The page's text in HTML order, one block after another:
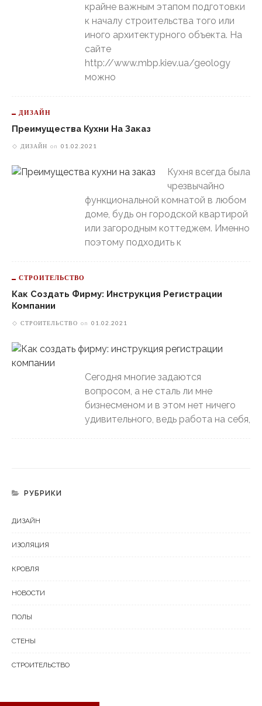
крайне важным этапом подготовки
к началу строительства того или
иного архитектурного объекта. На
сайте
http://www.mbp.kiev.ua/geology
можно
ДИЗАЙН
Преимущества Кухни На Заказ
ДИЗАЙН on 01.02.2021
Кухня всегда была
чрезвычайно
функциональной комнатой в любом
доме, будь он городской квартирой
или загородным коттеджем. Именно
поэтому подходить к
СТРОИТЕЛЬСТВО
Как Создать Фирму: Инструкция Регистрации
Компании
СТРОИТЕЛЬСТВО on 01.02.2021
Сегодня многие задаются
вопросом, а не сталь ли мне
бизнесменом и в этом нет ничего
удивительного, ведь работа на себя,
РУБРИКИ
ДИЗАЙН
ИЗОЛЯЦИЯ
КРОВЛЯ
НОВОСТИ
ПОЛЫ
СТЕНЫ
СТРОИТЕЛЬСТВО